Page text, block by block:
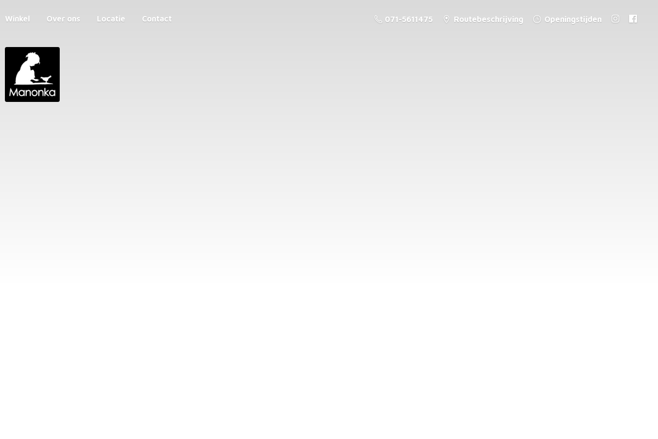
Winkel Over ons Locatie Contact 071-5611475 Routebeschrijving Openingstijden